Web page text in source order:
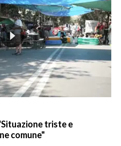
triste e
comune"